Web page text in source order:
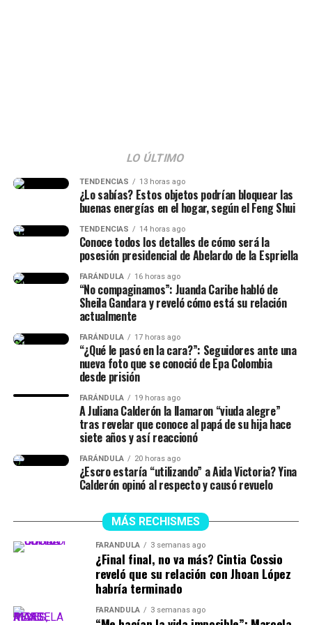
gente no entendió esa parte.
Hice la historia diciendo hace
cuánto conocí al papá de mi
hija, lo conocí hace siete años
(…) Duramos un tiempo
separados y cantidad de cosas
(…) No diré nada hasta que él
quiera hablar del tema”,
señaló.
Finalmente, la chica dejó en evidencia que durante ese
lapso de tiempo no siempre estuvieron juntos, y
tuvieron idas y venidas.
@juliethpaolaberdu7 #LIVEIncentiveProgram
#SideHustleLIVE #PaidPartnership
#yinacalderonoficial
#julianacalderon ♬ sonido original – Julieth
LO ÚLTIMO
TENDENCIAS 13 horas ago
¿Lo sabías? Estos objetos podrían bloquear las
buenas energías en el hogar, según el Feng Shui
TENDENCIAS 14 horas ago
Conoce todos los detalles de cómo será la
posesión presidencial de Abelardo de la Espriella
FARÁNDULA 16 horas ago
“No compaginamos”: Juanda Caribe habló de
Sheila Gandara y reveló cómo está su relación
actualmente
FARÁNDULA 17 horas ago
“¿Qué le pasó en la cara?”: Seguidores ante una
nueva foto que se conoció de Epa Colombia
desde prisión
FARÁNDULA 19 horas ago
A Juliana Calderón la llamaron “viuda alegre”
tras revelar que conoce al papá de su hija hace
siete años y así reaccionó
FARÁNDULA 20 horas ago
¿Escro estaría “utilizando” a Aida Victoria? Yina
Calderón opinó al respecto y causó revuelo
MÁS RECHISMES
FARÁNDULA 3 semanas ago
¿Final final, no va más? Cintia Cossio
reveló que su relación con Jhoan López
habría terminado
FARÁNDULA 3 semanas ago